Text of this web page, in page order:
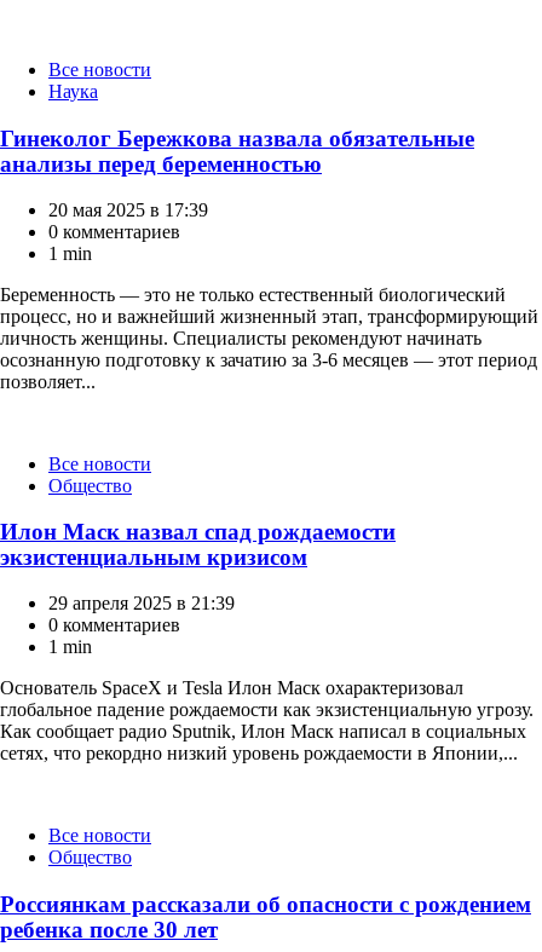
КатегорииВсе новости
Наука
Гинеколог Бережкова назвала обязательные
анализы перед беременностью
20 мая 2025 в 17:39
0 комментариев
1 min
Беременность — это не только естественный биологический
процесс, но и важнейший жизненный этап, трансформирующий
личность женщины. Специалисты рекомендуют начинать
осознанную подготовку к зачатию за 3-6 месяцев — этот период
позволяет...
КатегорииВсе новости
Общество
Илон Маск назвал спад рождаемости
экзистенциальным кризисом
29 апреля 2025 в 21:39
0 комментариев
1 min
Основатель SpaceX и Tesla Илон Маск охарактеризовал
глобальное падение рождаемости как экзистенциальную угрозу.
Как сообщает радио Sputnik, Илон Маск написал в социальных
сетях, что рекордно низкий уровень рождаемости в Японии,...
КатегорииВсе новости
Общество
Россиянкам рассказали об опасности с рождением
ребенка после 30 лет